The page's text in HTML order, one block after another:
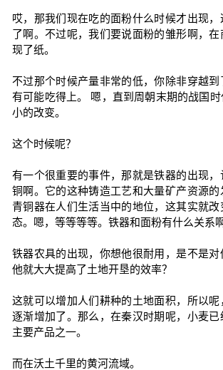
哎，那我们现在吃的面粉什么时候才出现
了啊。不过呢，我们要说面粉的雏形啊，
现了纸。
不过那个时候产量非常的低，你除非穿越
有可能吃得上。 嗯，直到周朝末期的战国
小的改变。
这个时候呢？
有一个很重要的事件，那就是铁器的出现
铜啊。它的这种铸造工艺和大量矿产资源的
青铜器在人们生活当中的地位，这其实就
态。嗯，等等等等。铁器和面粉有什么关系啊
铁器农具的出现，你想他很耐用，是不是
他就大大提高了土地开垦的效率？
这就可以增加人们耕种的土地面积，所以
逐渐增加了。那么，在秦汉时期呢，小麦
主要产品之一。
而在沃土千里的黄河流域。